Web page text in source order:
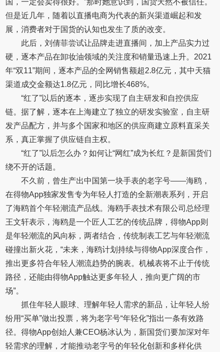
国，一定会卖得很好。”那时她意识到，国货天然不被信任。
但是近几年，随着以直播电商为代表的新兴渠道崛起和发
展，消费者对于国货的认知也发生了质的改变。
此后，刘倩菲尝试让品牌走进直播间，加上产品实力过
硬，逐本产品在卸妆油领域的关注度和销量迅速上升。2021
年“双11”期间，逐本产品的全网销售额超2.8亿元，其中天猫
渠道成交金额达1.8亿元，同比增长468%。
“红了”以后的逐本，逐步实现了自主研发和自控供应
链。据了解，逐本在上海建立了独立的研发实验室，自主研
发产品配方，并与多个国家和地区的供应商建立原料直采关
系，真正掌握了供应链自主权。
“红了”以后怎么办？如何让“网红”成为长红？是新国货们
绕不开的话题。
不久前，曾生产出中国第一块手表的老字号——海鸥，
在得物App独家发售专为年轻人打造的全新潮表系列，开启
了海鸥首个年轻潮流产品线。海鸥手表技术有限公司总经理
王文轩表示，海鸥是一个匠人工艺的传统品牌，得物App则
是年轻潮流的风向标，两者结合，传统制表工艺与年轻潮流
碰撞出新火花，“未来，海鸥计划持续与得物App深度合作，
推出更多符合年轻人潮流趋势的腕表。机械表将不止于传统
路径，还能由得物App触达更多年轻人，推向更广阔的市
场”。
抓住年轻人眼球、理解年轻人需求的新品，让年轻人纷
纷用“买单”做出投票，将为老字号“年轻化”指出一条有效路
径。得物App创始人兼CEO杨冰认为，新国货们要加深对年
轻需求的理解，才能推动老字号的年轻化创新和多样化供